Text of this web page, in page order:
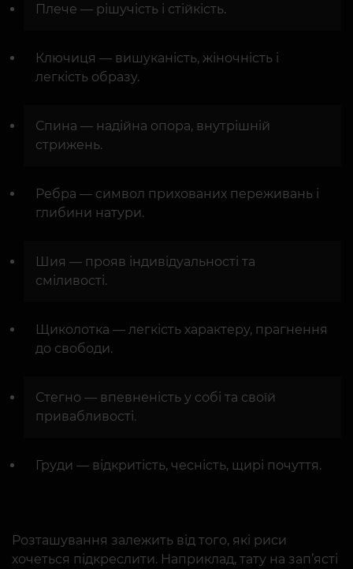
Плече — рішучість і стійкість.
Ключиця — вишуканість, жіночність і
легкість образу.
Спина — надійна опора, внутрішній
стрижень.
Ребра — символ прихованих переживань і
глибини натури.
Шия — прояв індивідуальності та
сміливості.
Щиколотка — легкість характеру, прагнення
до свободи.
Стегно — впевненість у собі та своїй
привабливості.
Груди — відкритість, чесність, щирі почуття.
Розташування залежить від того, які риси
хочеться підкреслити. Наприклад, тату на зап’ясті